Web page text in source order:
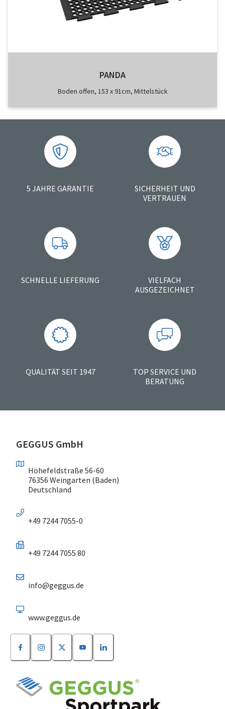
PANDA
Boden offen, 153 x 91cm, Mittelstück
5 JAHRE GARANTIE
SICHERHEIT UND
VERTRAUEN
SCHNELLE LIEFERUNG
VIELFACH
AUSGEZEICHNET
QUALITÄT SEIT 1947
TOP SERVICE UND
BERATUNG
GEGGUS GmbH
Höhefeldstraße 56-60
76356 Weingarten (Baden)
Deutschland
+49 7244 7055-0
+49 7244 7055 80
info@geggus.de
www.geggus.de